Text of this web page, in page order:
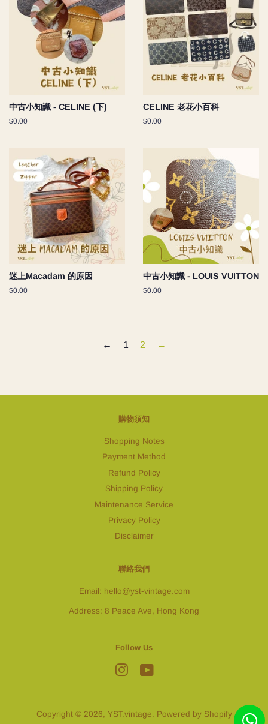
中古小知識 - CELINE (下)
Regular
$0.00
CELINE 老花小百科
Regular
$0.00
迷上Macadam 的原因
Regular
$0.00
中古小知識 - LOUIS VUITTON
Regular
$0.00
← 1 2 →
購物須知
Shopping Notes
Payment Method
Refund Policy
Shipping Policy
Maintenance Service
Privacy Policy
Disclaimer
聯絡我們
Email: hello@yst-vintage.com
Address: 8 Peace Ave, Hong Kong
Follow Us
Instagram
Copyright © 2026, YST.vintage. Powered by Shopify